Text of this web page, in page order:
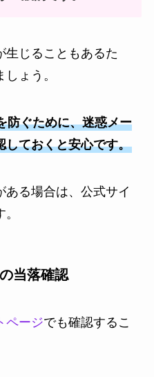
生じることもあるた
ょう。
防ぐために、迷惑メー
しておくと安心です。
る場合は、公式サイ
当落確認
ページでも確認するこ